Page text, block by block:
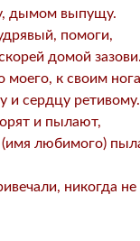
дымом выпущу.
помоги,
домой зазови.
моего, к своим
и сердцу ретивому.
и пылают,
(имя любимого)
никогда не